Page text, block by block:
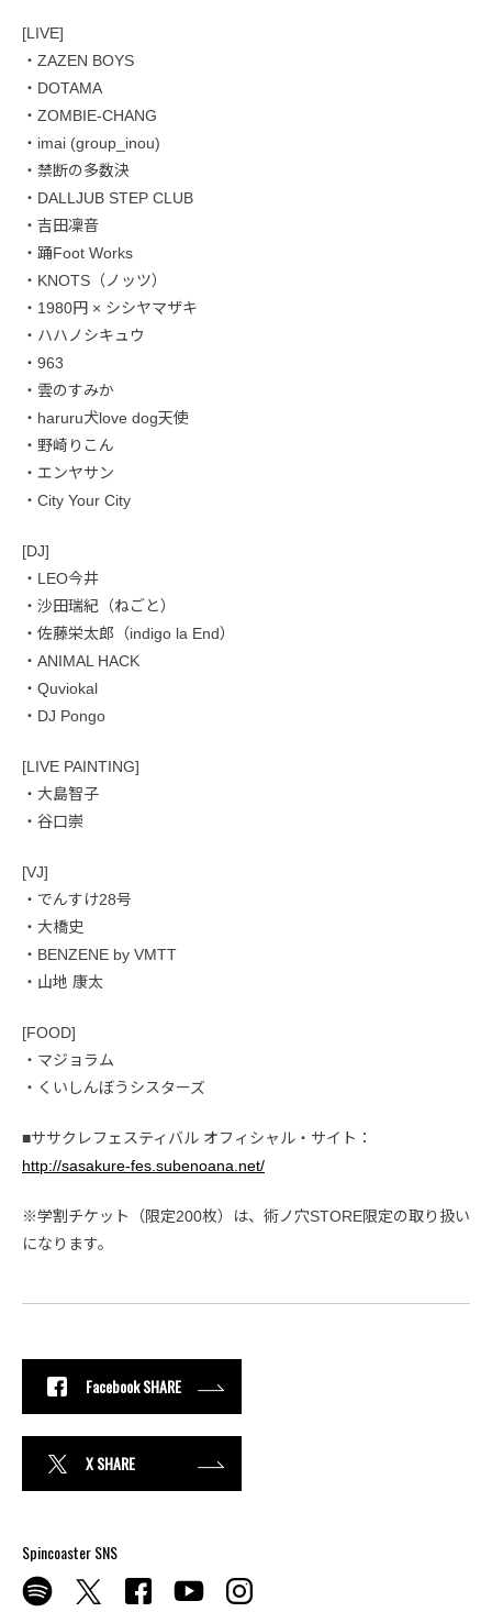
[LIVE]
・ZAZEN BOYS
・DOTAMA
・ZOMBIE-CHANG
・imai (group_inou)
・禁断の多数決
・DALLJUB STEP CLUB
・吉田凜音
・踊Foot Works
・KNOTS（ノッツ）
・1980円 × シシヤマザキ
・ハハノシキュウ
・963
・雲のすみか
・haruru犬love dog天使
・野崎りこん
・エンヤサン
・City Your City
[DJ]
・LEO今井
・沙田瑞紀（ねごと）
・佐藤栄太郎（indigo la End）
・ANIMAL HACK
・Quviokal
・DJ Pongo
[LIVE PAINTING]
・大島智子
・谷口崇
[VJ]
・でんすけ28号
・大橋史
・BENZENE by VMTT
・山地 康太
[FOOD]
・マジョラム
・くいしんぼうシスターズ
■ササクレフェスティバル オフィシャル・サイト：
http://sasakure-fes.subenoana.net/
※学割チケット（限定200枚）は、術ノ穴STORE限定の取り扱い
になります。
Facebook SHARE
X SHARE
Spincoaster SNS